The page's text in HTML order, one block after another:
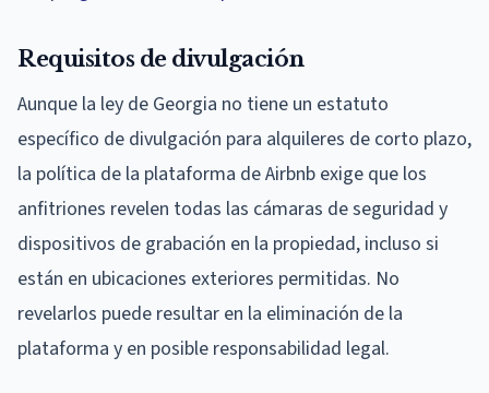
Requisitos de divulgación
Aunque la ley de Georgia no tiene un estatuto
específico de divulgación para alquileres de corto plazo,
la política de la plataforma de Airbnb exige que los
anfitriones revelen todas las cámaras de seguridad y
dispositivos de grabación en la propiedad, incluso si
están en ubicaciones exteriores permitidas. No
revelarlos puede resultar en la eliminación de la
plataforma y en posible responsabilidad legal.